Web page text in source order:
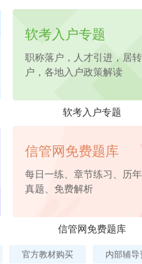
课程，考点精
软考入户专题
职称落户，人才引进，居转
户，各地入户政策解读
软考入户专题
信管网免费题库
每日一练、章节练习、历年
真题、免费解析
信管网免费题库
官方教材购买 内部辅导